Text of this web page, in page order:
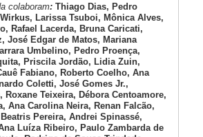
colaboram: Thiago Dias, Pedro
Larissa Tsuboi, Mônica Alves,
Rafael Lacerda, Bruna Caricati,
José Edgar de Matos, Mariana
Umbelino, Pedro Proença,
Priscila Jordão, Lidia Zuin,
Fabiano, Roberto Coelho, Ana
Coletti, José Gomes Jr.,
Roxane Teixeira, Débora Centoamore,
Ana Carolina Neira, Renan Falcão,
Pereira, Andrei Spinassé,
Luíza Ribeiro, Paulo Zambarda de